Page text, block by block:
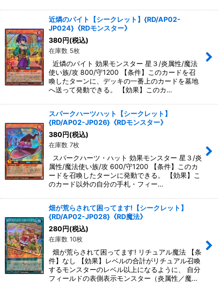
近燐のパイト【シークレット】{RD/AP02-
JP024}《RDモンスター》
380円(税込)
在庫数 5枚
近燐のパイト 効果モンスター 星３/炎属性/魔法
使い族/攻 800/守1200 【条件】このカードを召
喚したターンに、デッキの一番上のカードを墓地
へ送って発動できる。 【効果】このカ…
スパークハーツハット【シークレット】
{RD/AP02-JP026}《RDモンスター》
380円(税込)
在庫数 7枚
スパークハーツ・ハット 効果モンスター 星３/炎
属性/魔法使い族/攻 600/守1200 【条件】このカ
ードを召喚したターンに発動できる。 【効果】こ
のカード以外の自分の手札・フィー…
畑が荒らされて困ってます!【シークレット】
{RD/AP02-JP028}《RD魔法》
280円(税込)
在庫数 10枚
畑が荒らされて困ってます! リチュアル魔法 【条
件】なし 【効果】レベルの合計がリチュアル召喚
するモンスターのレベル以上になるように、 自分
フィールドの表側表示モンスター（炎属性／魔…